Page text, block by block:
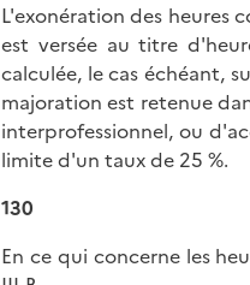
L'exonération des heures
est versée au titre
calculée, le cas échéant,
majoration est retenue
interprofessionnel, ou
limite d'un taux de 25 %.
130
En ce qui concerne les